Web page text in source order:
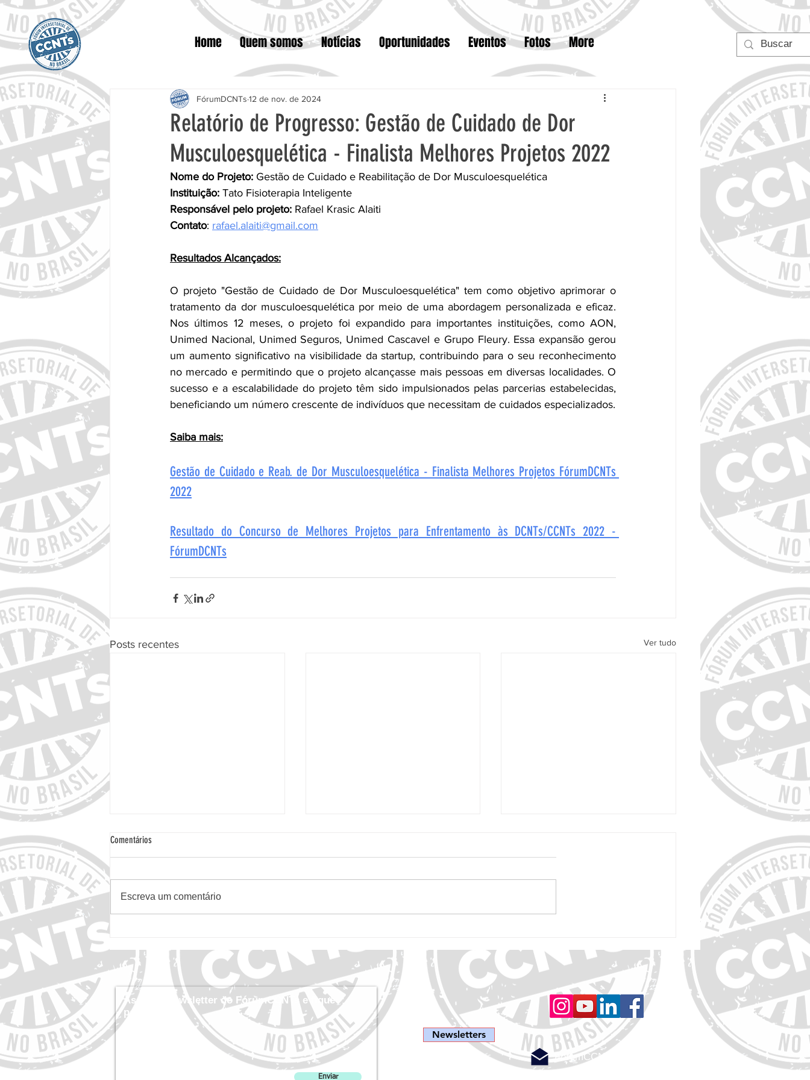
Home Quem somos Notícias Oportunidades Eventos Fotos More
Relatório de Progresso: Gestão de Cuidado de Dor
Musculoesquelética - Finalista Melhores Projetos 2022
FórumDCNTs 12 de nov. de 2024
Nome do Projeto: Gestão de Cuidado e Reabilitação de Dor Musculoesquelética
Instituição: Tato Fisioterapia Inteligente
Responsável pelo projeto: Rafael Krasic Alaiti
Contato: rafael.alaiti@gmail.com
Resultados Alcançados:
O projeto "Gestão de Cuidado de Dor Musculoesquelética" tem como objetivo aprimorar o
tratamento da dor musculoesquelética por meio de uma abordagem personalizada e eficaz.
Nos últimos 12 meses, o projeto foi expandido para importantes instituições, como AON,
Unimed Nacional, Unimed Seguros, Unimed Cascavel e Grupo Fleury. Essa expansão gerou
um aumento significativo na visibilidade da startup, contribuindo para o seu reconhecimento
no mercado e permitindo que o projeto alcançasse mais pessoas em diversas localidades. O
sucesso e a escalabilidade do projeto têm sido impulsionados pelas parcerias estabelecidas,
beneficiando um número crescente de indivíduos que necessitam de cuidados especializados.
Saiba mais:
Gestão de Cuidado e Reab. de Dor Musculoesquelética - Finalista Melhores Projetos FórumDCNTs
2022
Resultado do Concurso de Melhores Projetos para Enfrentamento às DCNTs/CCNTs 2022 -
FórumDCNTs
Posts recentes Ver tudo
Melhores Projetos de CCNTs 2025
Finalista Concurso de Melhores Projetos
de CCNTs 2025
de CCNTs - Finalista Concurso de
Melhores Projetos de CCNTs 2025
Comentários
Escreva um comentário
Assine a newsletter do FórumCCNTs e fique
por dentro!
Enviar
Newsletters
ForumCCNTs@gmail.com